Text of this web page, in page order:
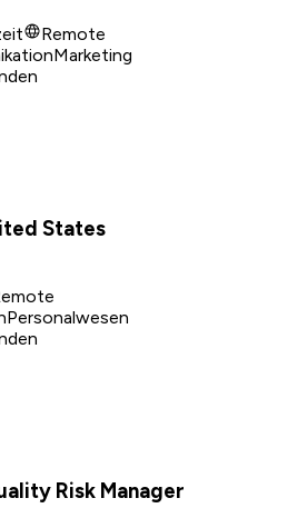
Remote
Marketing
States
Personalwesen
Risk Manager